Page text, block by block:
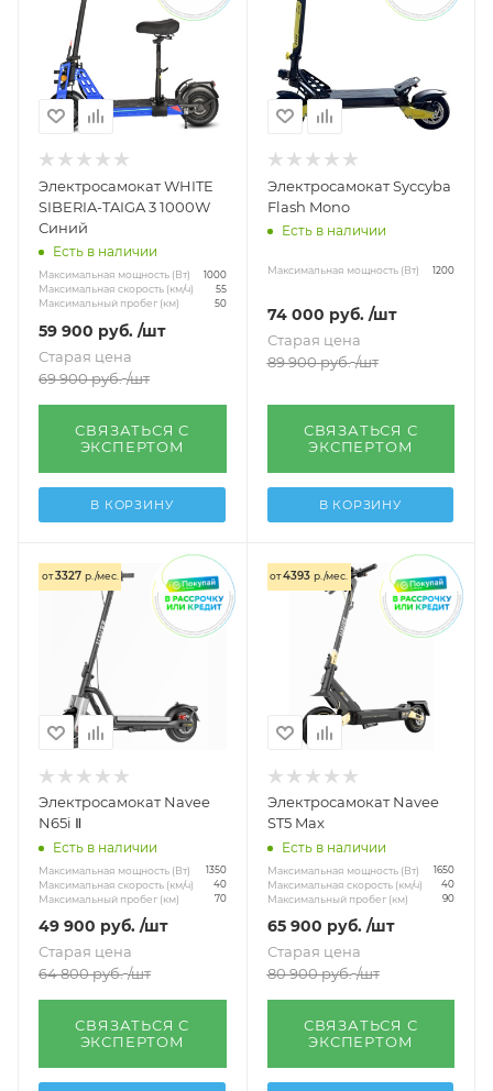
Электросамокат WHITE
SIBERIA-TAIGA 3 1000W
Синий
Есть в наличии
Максимальная мощность (Вт) 1000
Максимальная скорость (км/ч) 55
Максимальный пробег (км) 50
59 900 руб. /шт
Старая цена
69 900руб. /шт
СВЯЗАТЬСЯ С
ЭКСПЕРТОМ
В КОРЗИНУ
Электросамокат Syccyba
Flash Mono
Есть в наличии
Максимальная мощность (Вт) 1200
74 000 руб. /шт
Старая цена
89 900руб. /шт
СВЯЗАТЬСЯ С
ЭКСПЕРТОМ
В КОРЗИНУ
от3327 р./мес.
Электросамокат Navee
N65i Ⅱ
Есть в наличии
Максимальная мощность (Вт) 1350
Максимальная скорость (км/ч) 40
Максимальный пробег (км) 70
49 900 руб. /шт
Старая цена
64 800руб. /шт
СВЯЗАТЬСЯ С
ЭКСПЕРТОМ
от4393 р./мес.
Электросамокат Navee
ST5 Max
Есть в наличии
Максимальная мощность (Вт) 1650
Максимальная скорость (км/ч) 40
Максимальный пробег (км) 90
65 900 руб. /шт
Старая цена
80 900руб. /шт
СВЯЗАТЬСЯ С
ЭКСПЕРТОМ